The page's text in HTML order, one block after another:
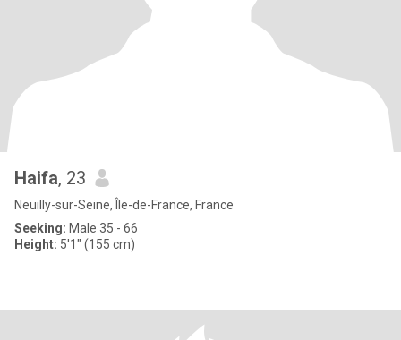
Haifa, 23
Neuilly-sur-Seine, Île-de-France, France
Seeking: Male 35 - 66
Height: 5'1" (155 cm)